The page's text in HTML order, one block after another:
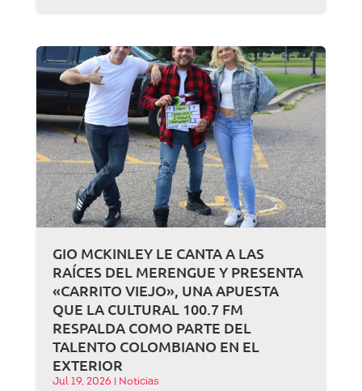
GIO MCKINLEY LE CANTA A LAS
RAÍCES DEL MERENGUE Y PRESENTA
«CARRITO VIEJO», UNA APUESTA
QUE LA CULTURAL 100.7 FM
RESPALDA COMO PARTE DEL
TALENTO COLOMBIANO EN EL
EXTERIOR
Jul 19, 2026 Noticias